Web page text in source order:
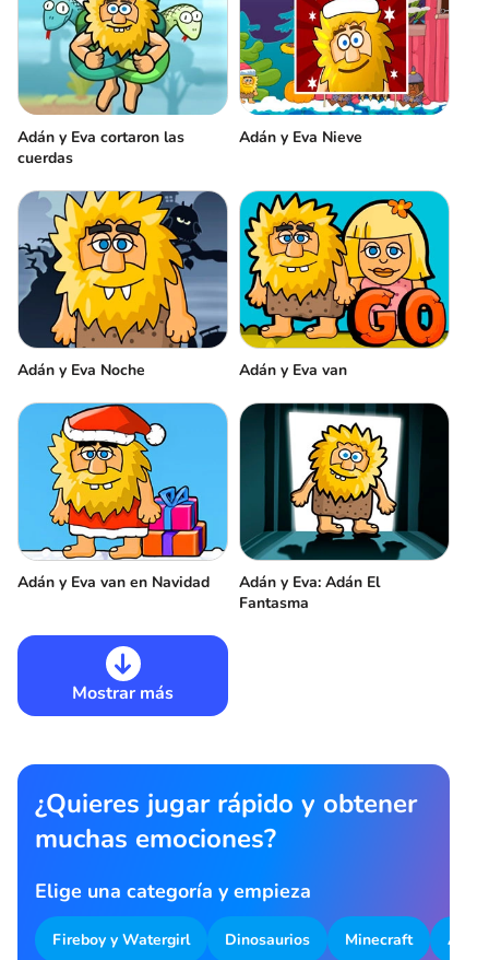
Adán y Eva cortaron las
cuerdas
Adán y Eva Nieve
Adán y Eva Noche Adán y Eva van
Adán y Eva van en Navidad
Adán y Eva: Adán El
Fantasma
Mostrar más
¿Quieres jugar rápido y obtener
muchas emociones?
Elige una categoría y empieza
Fireboy y Watergirl Dinosaurios Minecraft